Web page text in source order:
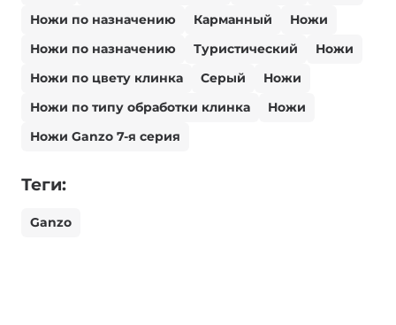
Ножи по назначению
Карманный
Ножи
Ножи по назначению
Туристический
Ножи
Ножи по цвету клинка
Серый
Ножи
Ножи по типу обработки клинка
Ножи
Ножи Ganzo 7-я серия
Теги:
Ganzo